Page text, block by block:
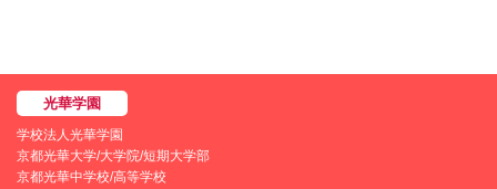
学校法人光華学園
京都光華大学/大学院/短期大学部
京都光華中学校/高等学校